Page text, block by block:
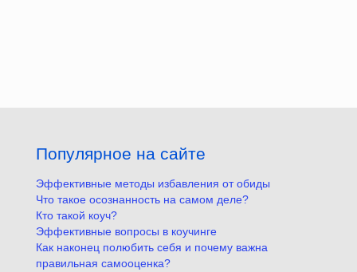
Популярное на сайте
Эффективные методы избавления от обиды
Что такое осознанность на самом деле?
Кто такой коуч?
Эффективные вопросы в коучинге
Как наконец полюбить себя и почему важна
правильная самооценка?